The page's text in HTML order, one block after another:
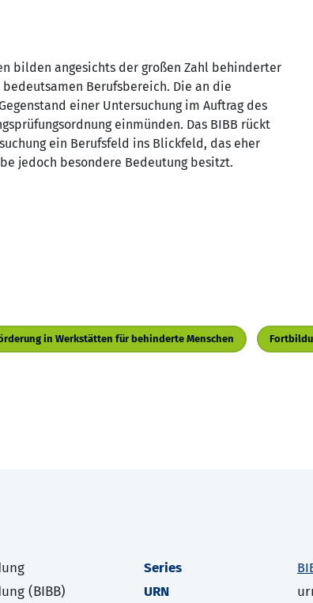
bilden angesichts der großen Zahl behinderter
Berufsbereich. Die an die
einer Untersuchung im Auftrag des
einmünden. Das BIBB rückt
ein Berufsfeld ins Blickfeld, das eher
jedoch besondere Bedeutung besitzt.
in Werkstätten für behinderte Menschen
(BIBB)
Series
URN